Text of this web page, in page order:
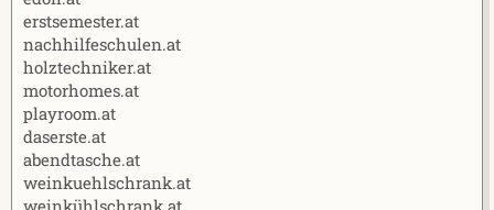
erstsemester.at
nachhilfeschulen.at
holztechniker.at
motorhomes.at
playroom.at
daserste.at
abendtasche.at
weinkuehlschrank.at
weinkühlschrank.at